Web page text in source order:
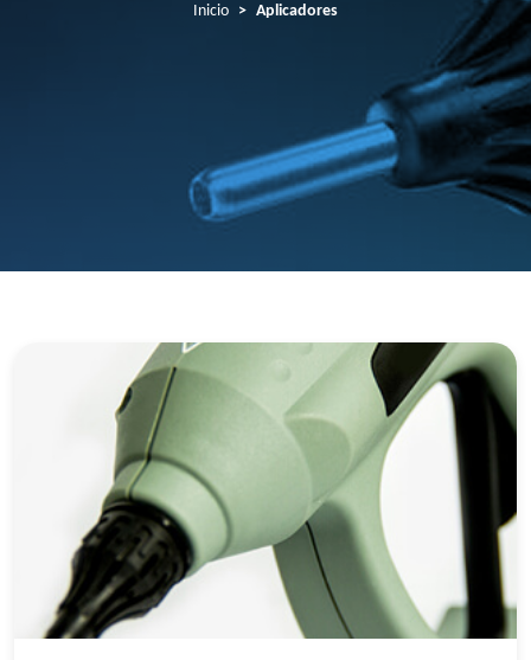
Inicio Aplicadores